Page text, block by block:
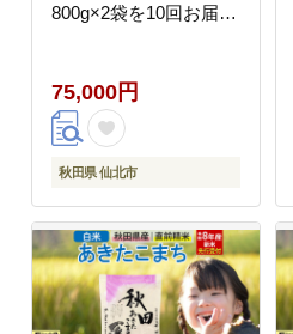
800g×2袋を10回お届け
干麺 干し麺 細麺 無添
加 時短 離乳食 介護食
カット手間なし ご当地
お取り寄せ 手綯 てない
月 10カ月 10ケ月]
75,000円
秋田県 仙北市